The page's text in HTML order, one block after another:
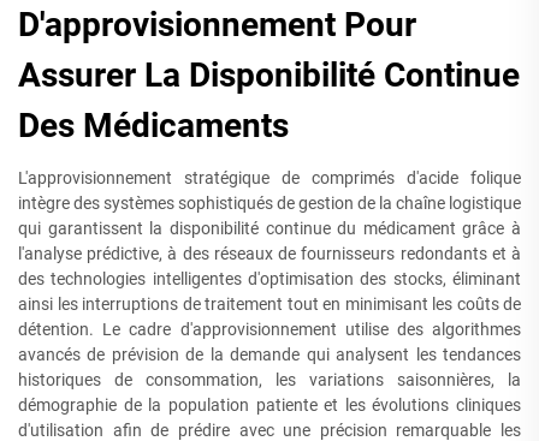
D'approvisionnement Pour
Assurer La Disponibilité Continue
Des Médicaments
L'approvisionnement stratégique de comprimés d'acide folique
intègre des systèmes sophistiqués de gestion de la chaîne logistique
qui garantissent la disponibilité continue du médicament grâce à
l'analyse prédictive, à des réseaux de fournisseurs redondants et à
des technologies intelligentes d'optimisation des stocks, éliminant
ainsi les interruptions de traitement tout en minimisant les coûts de
détention. Le cadre d'approvisionnement utilise des algorithmes
avancés de prévision de la demande qui analysent les tendances
historiques de consommation, les variations saisonnières, la
démographie de la population patiente et les évolutions cliniques
d'utilisation afin de prédire avec une précision remarquable les